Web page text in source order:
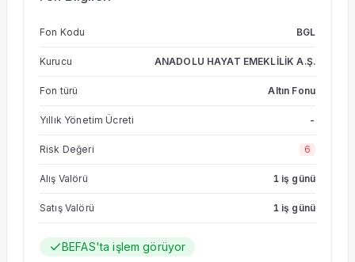
Fon Kodu BGL
Kurucu ANADOLU HAYAT EMEKLİLİK A.Ş.
Fon türü Altın Fonu
Yıllık Yönetim Ücreti -
Risk Değeri 6
Alış Valörü 1 iş günü
Satış Valörü 1 iş günü
BEFAS'ta işlem görüyor